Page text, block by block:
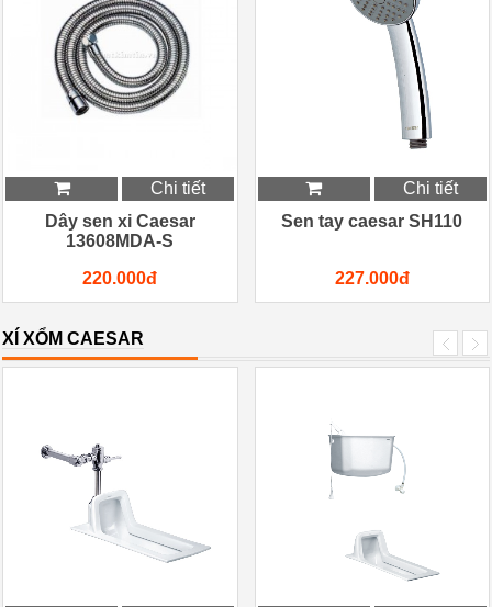
Chi tiết
Dây sen xi Caesar
13608MDA-S
220.000đ
Chi tiết
Sen tay caesar SH110
227.000đ
XÍ XỔM CAESAR